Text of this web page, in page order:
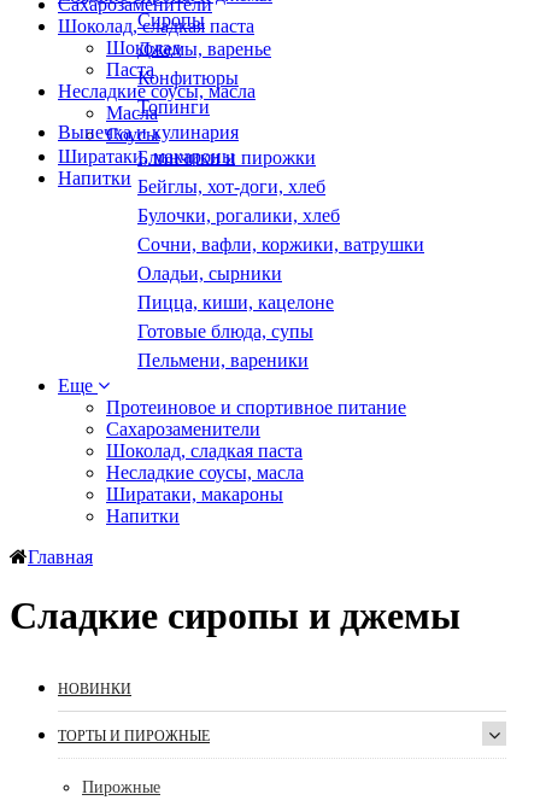
Сахарозаменители
Шоколад, сладкая паста
Шоколад
Паста
Несладкие соусы, масла
Масла
Соусы
Ширатаки, макароны
Напитки
Сиропы
Джемы, варенье
Конфитюры
Топинги
Выпечка и кулинария
Блинчики и пирожки
Бейглы, хот-доги, хлеб
Булочки, рогалики, хлеб
Сочни, вафли, коржики, ватрушки
Оладьи, сырники
Пицца, киши, кацелоне
Готовые блюда, супы
Пельмени, вареники
Еще
Протеиновое и спортивное питание
Сахарозаменители
Шоколад, сладкая паста
Несладкие соусы, масла
Ширатаки, макароны
Напитки
Главная
Сладкие сиропы и джемы
НОВИНКИ
ТОРТЫ И ПИРОЖНЫЕ
Пирожные